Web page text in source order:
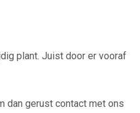
plant. Juist door er vooraf
dan gerust contact met ons